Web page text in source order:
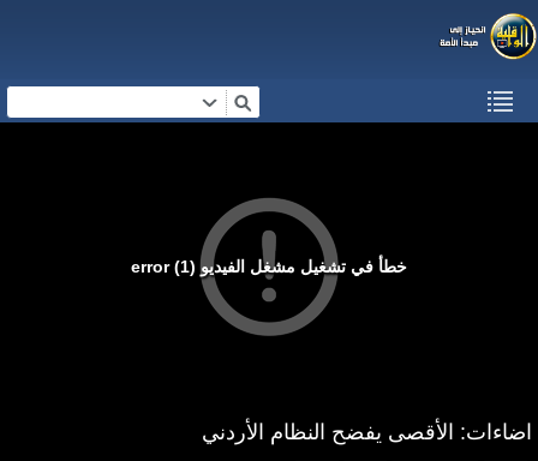
خطأ في تشغيل مشغل الفيديو (1) error
اضاءات: الأقصى يفضح النظام الأردني